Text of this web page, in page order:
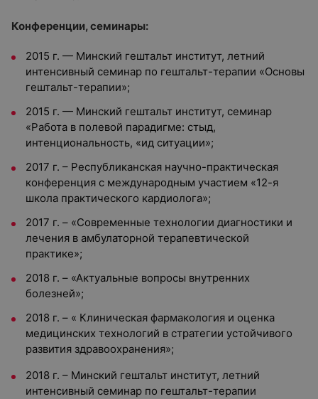
Конференции, семинары:
2015 г. — Минский гештальт институт, летний
интенсивный семинар по гештальт-терапии «Основы
гештальт-терапии»;
2015 г. — Минский гештальт институт, семинар
«Работа в полевой парадигме: стыд,
интенциональность, «ид ситуации»;
2017 г. – Республиканская научно-практическая
конференция с международным участием «12-я
школа практического кардиолога»;
2017 г. – «Современные технологии диагностики и
лечения в амбулаторной терапевтической
практике»;
2018 г. – «Актуальные вопросы внутренних
болезней»;
2018 г. – « Клиническая фармакология и оценка
медицинских технологий в стратегии устойчивого
развития здравоохранения»;
2018 г. – Минский гештальт институт, летний
интенсивный семинар по гештальт-терапии